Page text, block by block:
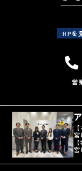
HPを
営
宮